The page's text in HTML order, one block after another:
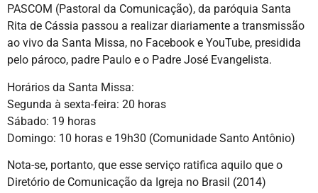
PASCOM (Pastoral da Comunicação), da paróquia Santa
Rita de Cássia passou a realizar diariamente a transmissão
ao vivo da Santa Missa, no Facebook e YouTube, presidida
pelo pároco, padre Paulo e o Padre José Evangelista.
Horários da Santa Missa:
Segunda à sexta-feira: 20 horas
Sábado: 19 horas
Domingo: 10 horas e 19h30 (Comunidade Santo Antônio)
Nota-se, portanto, que esse serviço ratifica aquilo que o
Diretório de Comunicação da Igreja no Brasil (2014)